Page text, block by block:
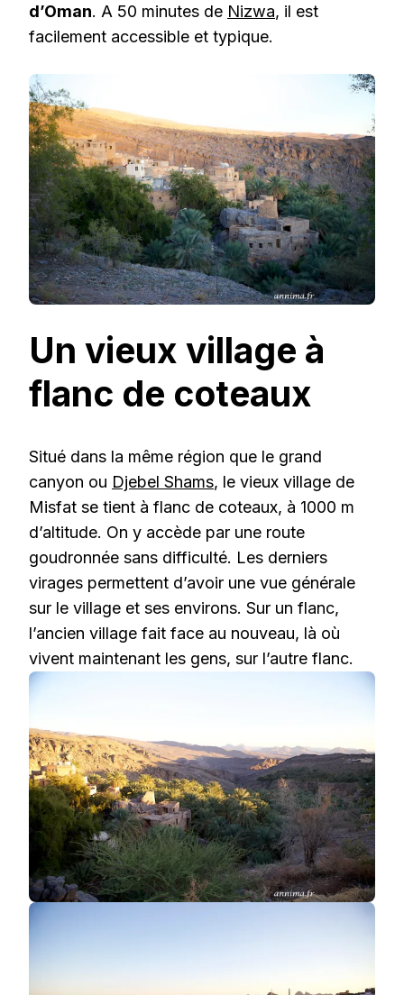
d’Oman. A 50 minutes de Nizwa, il est
facilement accessible et typique.
Un vieux village à
flanc de coteaux
Situé dans la même région que le grand
canyon ou Djebel Shams, le vieux village de
Misfat se tient à flanc de coteaux, à 1000 m
d’altitude. On y accède par une route
goudronnée sans difficulté. Les derniers
virages permettent d’avoir une vue générale
sur le village et ses environs. Sur un flanc,
l’ancien village fait face au nouveau, là où
vivent maintenant les gens, sur l’autre flanc.